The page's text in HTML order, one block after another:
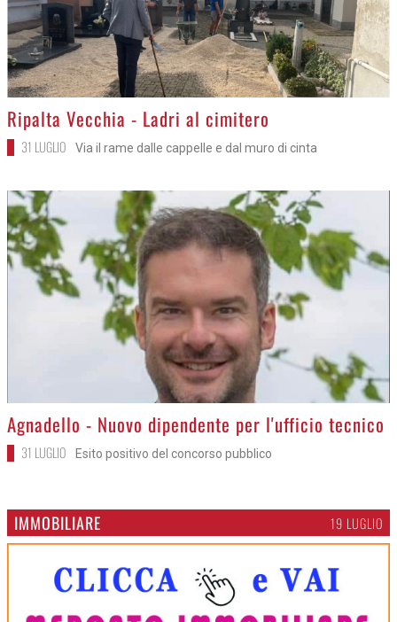
>
Ripalta Vecchia - Ladri al cimitero
31 LUGLIO Via il rame dalle cappelle e dal muro di cinta
>
Agnadello - Nuovo dipendente per l'ufficio tecnico
31 LUGLIO Esito positivo del concorso pubblico
IMMOBILIARE 19 LUGLIO